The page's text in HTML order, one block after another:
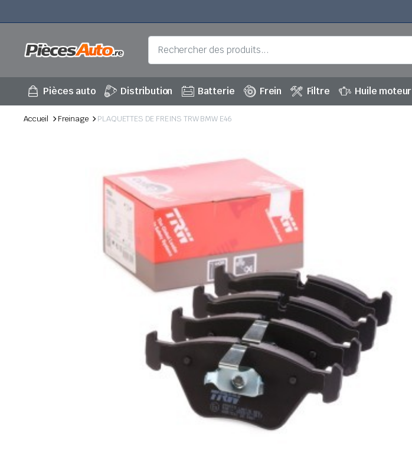
Pièces auto Distribution Batterie Frein Filtre Huile moteur
Accueil Freinage PLAQUETTES DE FREINS TRW BMW E46